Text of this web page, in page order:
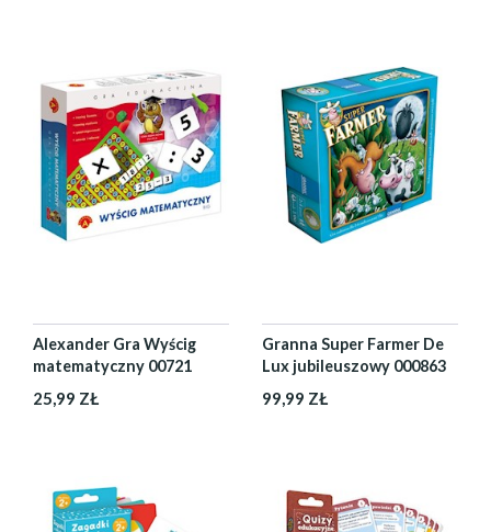
Alexander Gra Wyścig
matematyczny 00721
25,99 ZŁ
Granna Super Farmer De
Lux jubileuszowy 000863
99,99 ZŁ